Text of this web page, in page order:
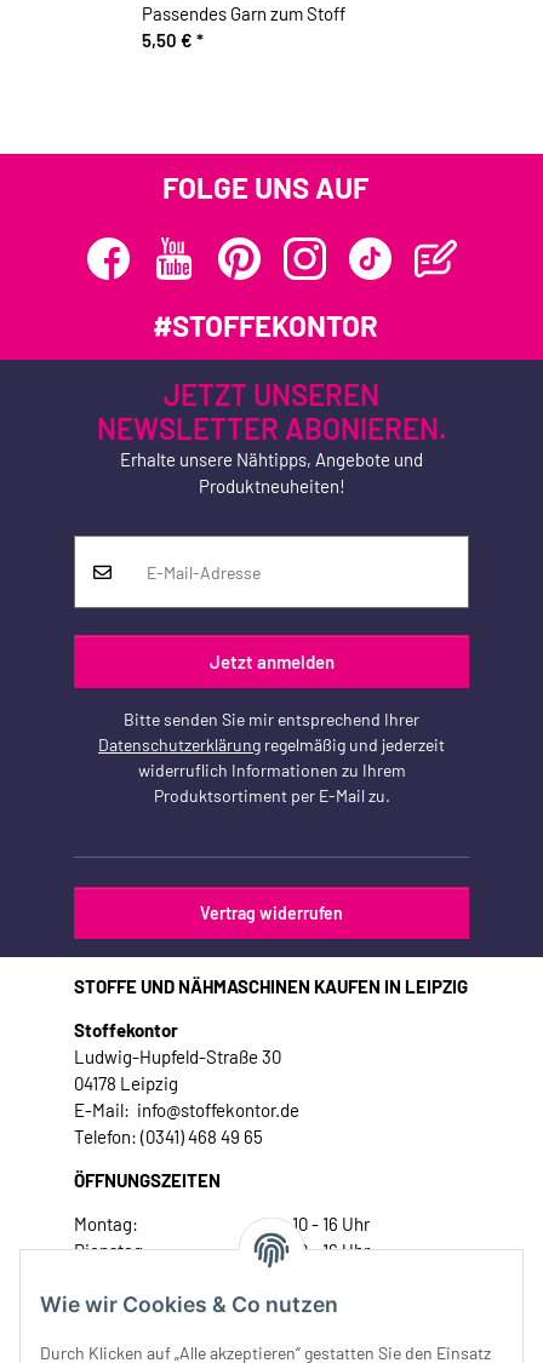
Wie wir Cookies & Co nutzen
Durch Klicken auf „Alle akzeptieren“ gestatten Sie den Einsatz
Passendes Garn zum Stoff
5,50 € *
FOLGE UNS AUF
#STOFFEKONTOR
JETZT UNSEREN
NEWSLETTER ABONIEREN.
Erhalte unsere Nähtipps, Angebote und
Produktneuheiten!
Jetzt anmelden
Bitte senden Sie mir entsprechend Ihrer
Datenschutzerklärung regelmäßig und jederzeit
widerruflich Informationen zu Ihrem
Produktsortiment per E-Mail zu.
Vertrag widerrufen
STOFFE UND NÄHMASCHINEN KAUFEN IN LEIPZIG
Stoffekontor
Ludwig-Hupfeld-Straße 30
04178 Leipzig
E-Mail: info@stoffekontor.de
Telefon: (0341) 468 49 65
ÖFFNUNGSZEITEN
Montag:
10 - 16 Uhr
Dienstag:
10 - 16 Uhr
Donnerstag:
10 - 18 Uhr
Samstag:
10 - 14 Uhr